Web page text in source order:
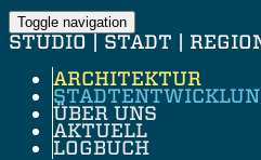
Toggle navigation
STUDIO | STADT |
ARCHITEKTUR
ÜBER UNS
AKTUELL
LOGBUCH